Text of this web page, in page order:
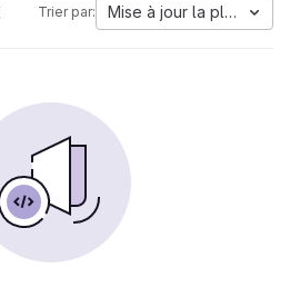
Trier par: Mise à jour la plus